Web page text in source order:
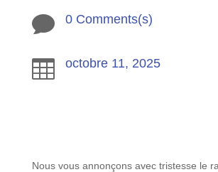
 0 Comments(s)
 octobre 11, 2025
Nous vous annonçons avec tristesse le